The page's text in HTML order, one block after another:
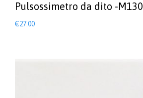
Pulsossimetro da dito -M130
€27.00